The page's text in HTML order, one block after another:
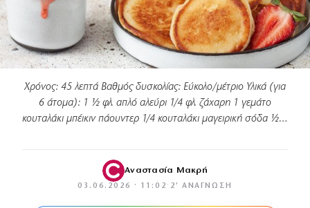
Χρόνος: 45 λεπτά Βαθμός δυσκολίας: Εύκολο/μέτριο Υλικά (για
6 άτομα): 1 ½ φλ. απλό αλεύρι 1/4 φλ. ζάχαρη 1 γεμάτο
κουταλάκι μπέικιν πάουντερ 1/4 κουταλάκι μαγειρική σόδα ½…
Αναστασία Μακρή
03.06.2026 · 11:02 · 2′ ΑΝΆΓΝΩΣΗ